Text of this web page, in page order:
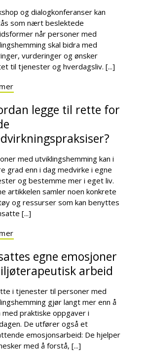
og dialogkonferanser kan
som nært beslektede
når personer med
skal bidra med
vurderinger og ønsker
til tjenester og hverdagsliv. [...]
legge til rette for
med utviklingshemming kan i
grad enn i dag medvirke i egne
og bestemme mer i eget liv.
artikkelen samler noen konkrete
og ressurser som kan benyttes
[...]
egne emosjoner
arbeid
i tjenester til personer med
gjør langt mer enn å
med praktiske oppgaver i
De utfører også et
emosjonsarbeid: De hjelper
med å forstå, [...]